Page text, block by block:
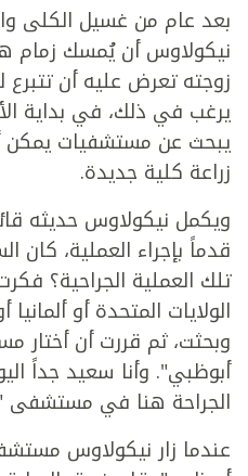
بعد عام من غسيل الكلى
نيكولاوس أن يُمسك زمام
زوجته تعرض عليه أن تتبرع
يرغب في ذلك، في بداية
يبحث عن مستشفيات
زراعة كلية جديدة.
ويكمل نيكولاوس حديثه
قدماً بإجراء العملية، كان
تلك العملية الجراحية؟
الولايات المتحدة أو
وبحثت، ثم قررت أن أختار
أبوظبي". وأنا سعيد جداً
الجراحة هنا في مستشفى
عندما زار نيكولاوس